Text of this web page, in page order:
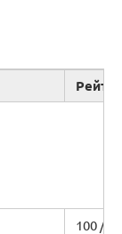
100 /